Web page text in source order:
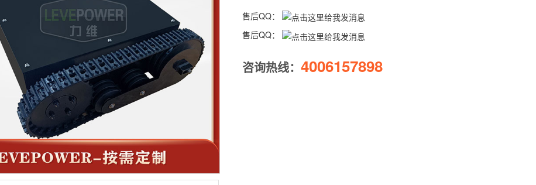
售后QQ：
售后QQ：
咨询热线： 4006157898